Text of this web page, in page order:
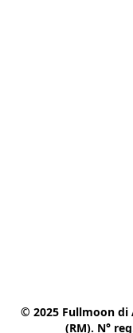
© 2025 Fullmoon di
(RM). N°